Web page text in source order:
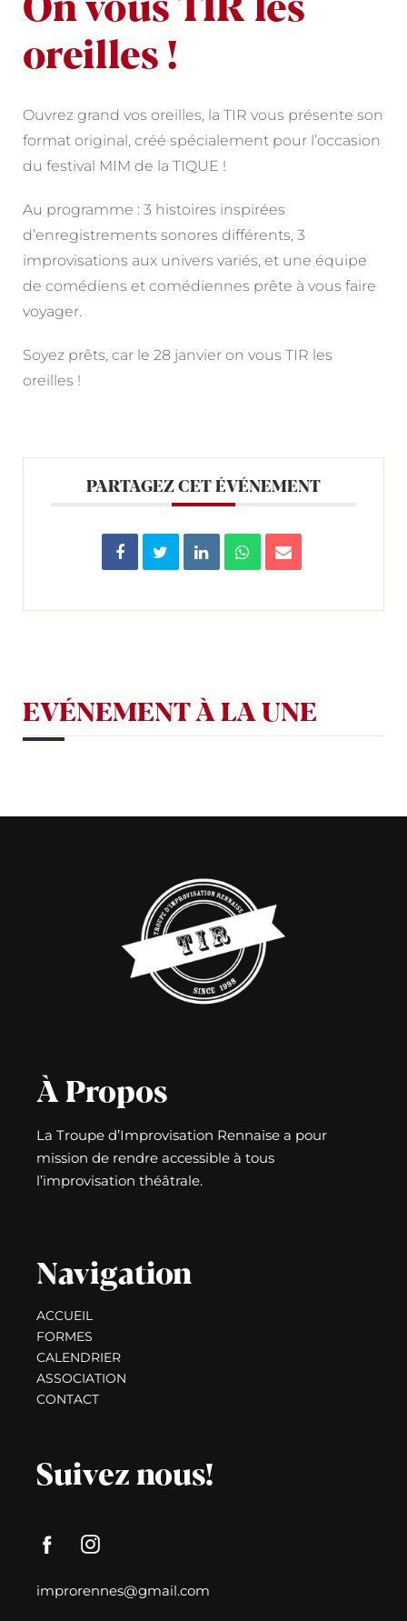
oreilles !
Ouvrez grand vos oreilles, la TIR vous présente son
format original, créé spécialement pour l’occasion
du festival MIM de la TIQUE !
Au programme : 3 histoires inspirées
d’enregistrements sonores différents, 3
improvisations aux univers variés, et une équipe
de comédiens et comédiennes prête à vous faire
voyager.
Soyez prêts, car le 28 janvier on vous TIR les
oreilles !
PARTAGEZ CET ÉVÉNEMENT
EVÉNEMENT À LA UNE
À Propos
La Troupe d’Improvisation Rennaise a pour
mission de rendre accessible à tous
l’improvisation théâtrale.
Navigation
ACCUEIL
FORMES
CALENDRIER
ASSOCIATION
CONTACT
Suivez nous!
improrennes@gmail.com